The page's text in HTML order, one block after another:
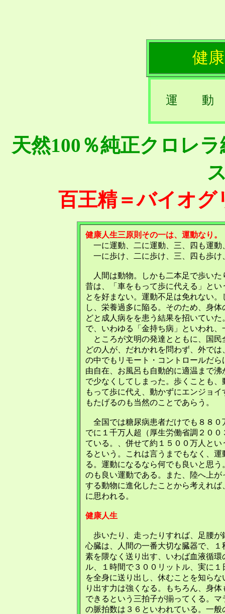
健
運 動
天然100％純正クロレ
百王精＝バイオグ
健康人生三原則その一は、運動なり。
一に運動、二に運動、三、四も運
一に歩け、二に歩け、三、四も歩け
人間は動物。しかも二本足で歩いた
昔は、「車をもって歩に代える」と
とを好まない。運動不足は免れない
し、栄養過多に陥る。そのため、身
どと成人病をを患う結果を招いてい
で、いわゆる「金持ち病」といわれ
ところが文明の発達とともに、国民
どの人が、だれかれを問わず、外で
の中でもリモート・コントロールだ
由自在、お風呂も自動的に適温まで
で少なくしてしまった。歩くことも
もって歩に代え、動かずにエンジョ
もたげるのも当然のことであらう。
全国では糖尿病患者だけでも８８０
でに１千万人超（厚生労働省調２０
ている。、併せて約１５００万人と
るという。これは言うまでもなく、
る。運動になるなら何でも良いと思
のも良い運動である。また、陸へ上
する動物に進化したことから考えれ
に思われる。
健康人生
歩いたり、走ったりすれば、足腰が
心臓は、人間の一番大切な臓器で、
素を隈なく送り出す、いわば血液循
ル、１時間で３００リットル、実に
を全身に送り出し、休むことを知ら
り出す力は強くなる。もちろん、身
できるという三拍子が揃ってくる。
の脈拍数は３６といわれている。一